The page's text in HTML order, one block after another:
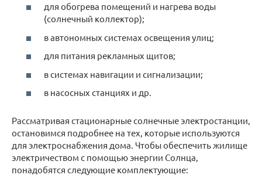
для обогрева помещений и нагрева воды
(солнечный коллектор);
в автономных системах освещения улиц;
для питания рекламных щитов;
в системах навигации и сигнализации;
в насосных станциях и др.
Рассматривая стационарные солнечные электростанции,
остановимся подробнее на тех, которые используются
для электроснабжения дома. Чтобы обеспечить жилище
электричеством с помощью энергии Солнца,
понадобятся следующие комплектующие: